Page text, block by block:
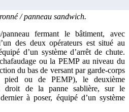
/ panneau sandwich.
fermant le bâtiment, avec
des deux opérateurs est situé au
d’un système d’arrêt de chute.
ou la PEMP au niveau du
du bas de versant par garde-corps
pied ou de PEMP), le deuxième
droit de la panne sablière, sur le
à poser, équipé d’un système